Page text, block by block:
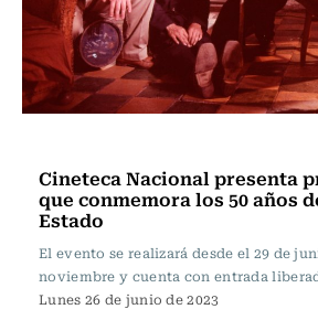
Cineteca Nacional presenta
que conmemora los 50 años
Estado
El evento se realizará desde el 29 de
noviembre y cuenta con entrada
Lunes 26 de junio de 2023